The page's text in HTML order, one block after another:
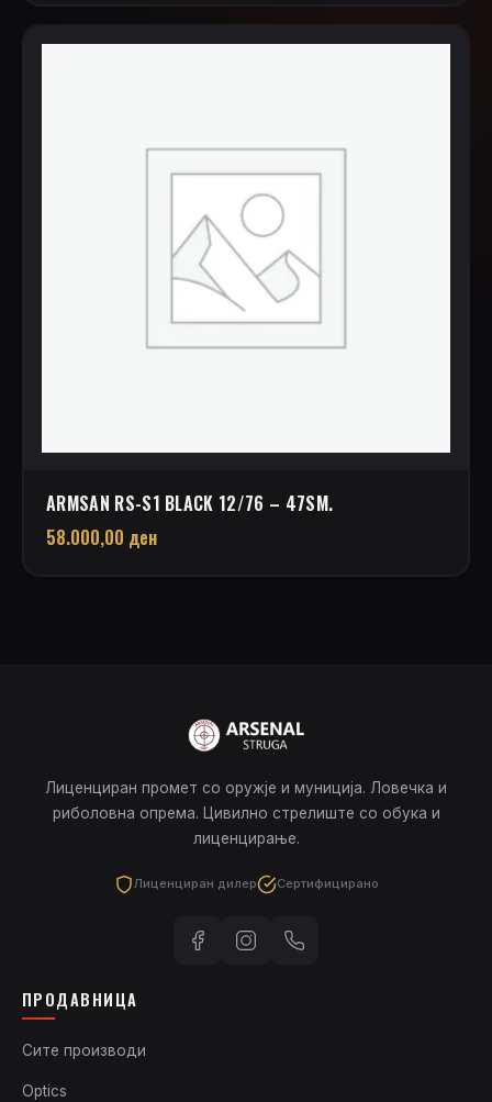
ARMSAN RS-S1 BLACK 12/76 – 47SM.
58.000,00 ден
Лиценциран промет со оружје и муниција. Ловечка и
риболовна опрема. Цивилно стрелиште со обука и
лиценцирање.
Лиценциран дилер Сертифицирано
ПРОДАВНИЦА
Сите производи
Optics